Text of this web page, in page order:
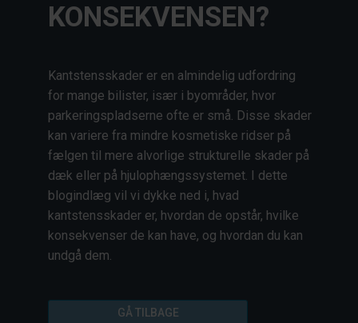
KONSEKVENSEN?
Kantstensskader er en almindelig udfordring
for mange bilister, især i byområder, hvor
parkeringspladserne ofte er små. Disse skader
kan variere fra mindre kosmetiske ridser på
fælgen til mere alvorlige strukturelle skader på
dæk eller på hjulophængssystemet. I dette
blogindlæg vil vi dykke ned i, hvad
kantstensskader er, hvordan de opstår, hvilke
konsekvenser de kan have, og hvordan du kan
undgå dem.
GÅ TILBAGE